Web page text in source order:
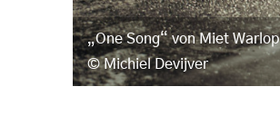
„One Song“ von Miet Warlop
Michiel Devijver